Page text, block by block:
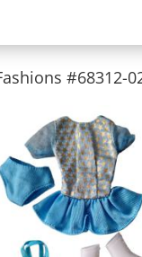
#68312-